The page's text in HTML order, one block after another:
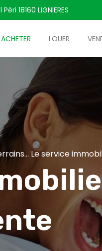
18160 LIGNIERES
ACHETER LOUER
Le service